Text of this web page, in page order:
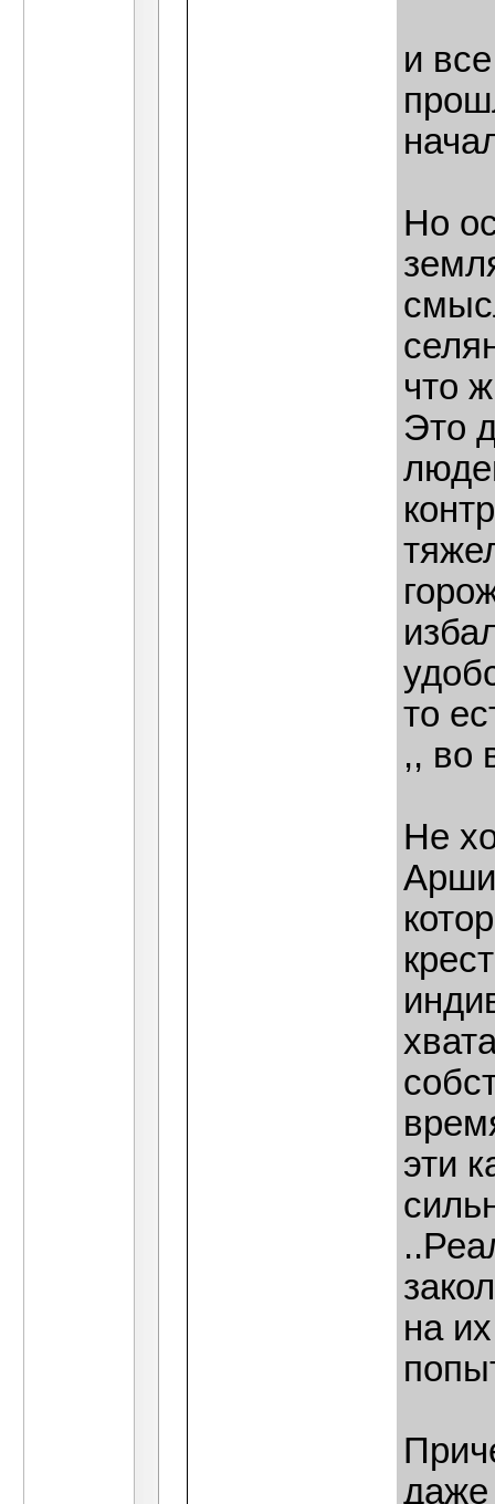
и
Но
что
Это
то
,, во
Не
эти
на
даже